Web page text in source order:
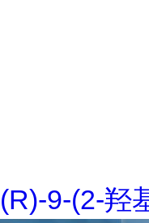
(R)-9-(2-羟